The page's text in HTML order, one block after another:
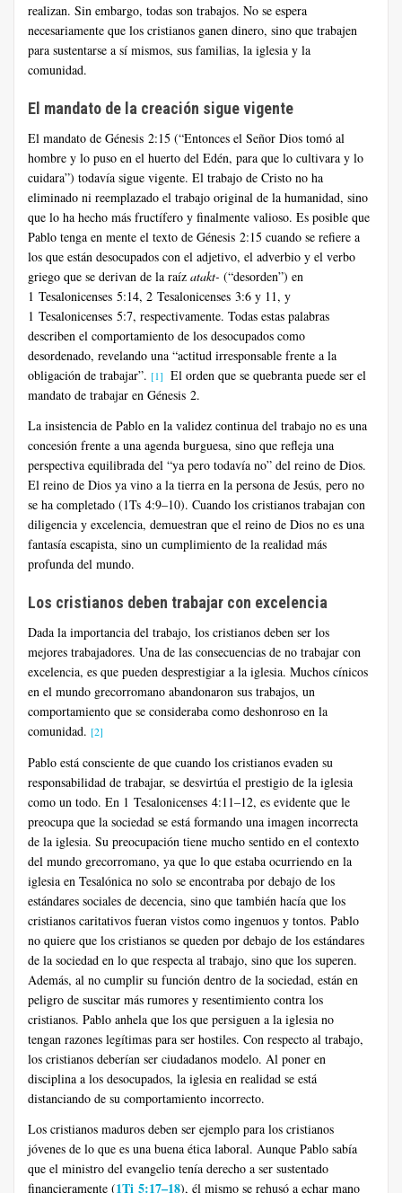
realizan. Sin embargo, todas son trabajos. No se espera
necesariamente que los cristianos ganen dinero, sino que trabajen
para sustentarse a sí mismos, sus familias, la iglesia y la
comunidad.
El mandato de la creación sigue vigente
El mandato de Génesis 2:15 (“Entonces el Señor Dios tomó al
hombre y lo puso en el huerto del Edén, para que lo cultivara y lo
cuidara”) todavía sigue vigente. El trabajo de Cristo no ha
eliminado ni reemplazado el trabajo original de la humanidad, sino
que lo ha hecho más fructífero y finalmente valioso. Es posible que
Pablo tenga en mente el texto de Génesis 2:15 cuando se refiere a
los que están desocupados con el adjetivo, el adverbio y el verbo
griego que se derivan de la raíz atakt- (“desorden”) en
1 Tesalonicenses 5:14, 2 Tesalonicenses 3:6 y 11, y
1 Tesalonicenses 5:7, respectivamente. Todas estas palabras
describen el comportamiento de los desocupados como
desordenado, revelando una “actitud irresponsable frente a la
obligación de trabajar”. [1] El orden que se quebranta puede ser el
mandato de trabajar en Génesis 2.
La insistencia de Pablo en la validez continua del trabajo no es una
concesión frente a una agenda burguesa, sino que refleja una
perspectiva equilibrada del “ya pero todavía no” del reino de Dios.
El reino de Dios ya vino a la tierra en la persona de Jesús, pero no
se ha completado (1Ts 4:9–10). Cuando los cristianos trabajan con
diligencia y excelencia, demuestran que el reino de Dios no es una
fantasía escapista, sino un cumplimiento de la realidad más
profunda del mundo.
Los cristianos deben trabajar con excelencia
Dada la importancia del trabajo, los cristianos deben ser los
mejores trabajadores. Una de las consecuencias de no trabajar con
excelencia, es que pueden desprestigiar a la iglesia. Muchos cínicos
en el mundo grecorromano abandonaron sus trabajos, un
comportamiento que se consideraba como deshonroso en la
comunidad. [2]
Pablo está consciente de que cuando los cristianos evaden su
responsabilidad de trabajar, se desvirtúa el prestigio de la iglesia
como un todo. En 1 Tesalonicenses 4:11–12, es evidente que le
preocupa que la sociedad se está formando una imagen incorrecta
de la iglesia. Su preocupación tiene mucho sentido en el contexto
del mundo grecorromano, ya que lo que estaba ocurriendo en la
iglesia en Tesalónica no solo se encontraba por debajo de los
estándares sociales de decencia, sino que también hacía que los
cristianos caritativos fueran vistos como ingenuos y tontos. Pablo
no quiere que los cristianos se queden por debajo de los estándares
de la sociedad en lo que respecta al trabajo, sino que los superen.
Además, al no cumplir su función dentro de la sociedad, están en
peligro de suscitar más rumores y resentimiento contra los
cristianos. Pablo anhela que los que persiguen a la iglesia no
tengan razones legítimas para ser hostiles. Con respecto al trabajo,
los cristianos deberían ser ciudadanos modelo. Al poner en
disciplina a los desocupados, la iglesia en realidad se está
distanciando de su comportamiento incorrecto.
Los cristianos maduros deben ser ejemplo para los cristianos
jóvenes de lo que es una buena ética laboral. Aunque Pablo sabía
que el ministro del evangelio tenía derecho a ser sustentado
financieramente (1Ti 5:17–18), él mismo se rehusó a echar mano